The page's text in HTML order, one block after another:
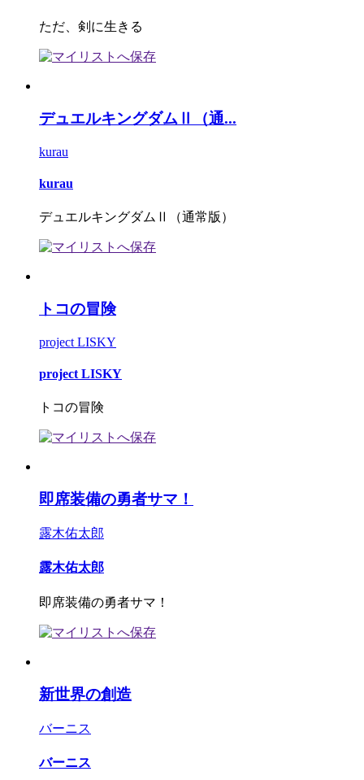
ただ、剣に生きる
デュエルキングダムⅡ（通...
kurau
kurau
デュエルキングダムⅡ（通常版）
トコの冒険
project LISKY
project LISKY
トコの冒険
即席装備の勇者サマ！
露木佑太郎
露木佑太郎
即席装備の勇者サマ！
新世界の創造
バーニス
バーニス